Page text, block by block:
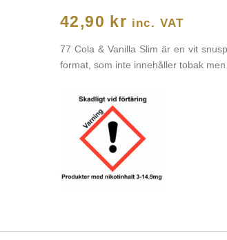
42,90 kr inc. VAT
77 Cola & Vanilla Slim är en vit
format, som inte innehåller tobak